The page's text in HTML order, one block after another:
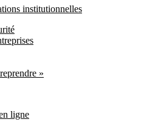
institutionnelles
»
ligne